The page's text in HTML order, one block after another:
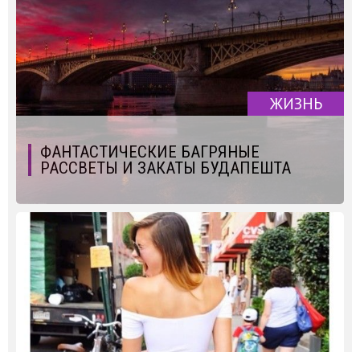
ЖИЗНЬ
ФАНТАСТИЧЕСКИЕ БАГРЯНЫЕ
РАССВЕТЫ И ЗАКАТЫ БУДАПЕШТА